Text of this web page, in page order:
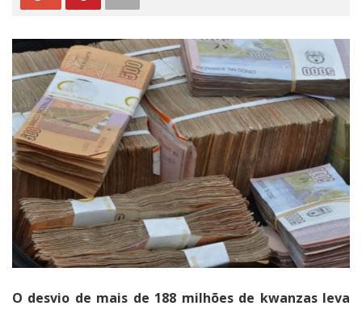
O desvio de mais de 188 milhões de kwanzas leva